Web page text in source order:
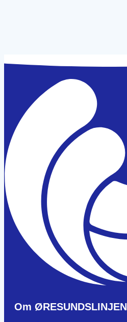
Om ØRESUNDSLINJEN